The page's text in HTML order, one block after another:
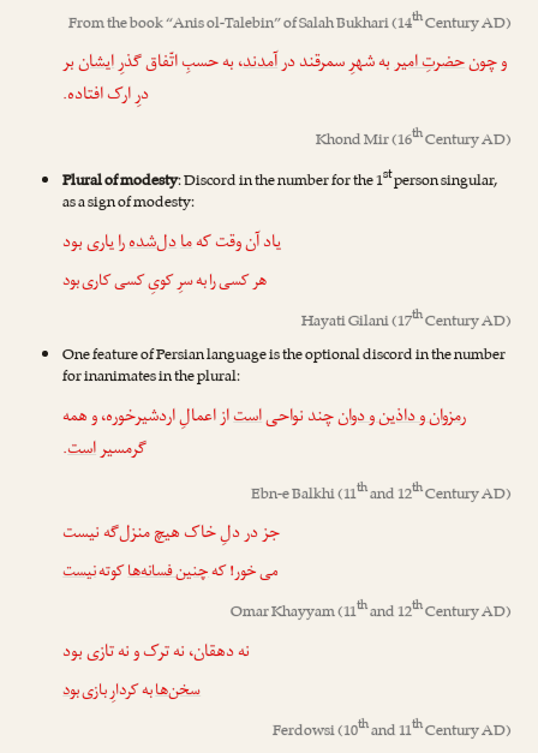
From the book “Anis ol-Talebin” ofSalah Bukhari(14thCentury AD)
و چونحضرتِ امیربه شهرِ سمرقند درآمدند، به حسبِ اتّفاق گذرِایشانبر
درِ ارک افتاده.
Khond Mir(16thCentury AD)
Plural of modesty: Discord in the number for the 1stperson singular,
as a sign of modesty:
یاد آن وقت کهمادل‌شدهرا یاری بود
هر کسی را به سرِ کویِ کسی کاری بود
Hayati Gilani(17thCentury AD)
One feature of Persian language is the optional discord in the number
for inanimates in the plural:
رمزوان و داذین و دوانچند نواحیاستاز اعمالِ اردشیرخوره، و همه
گرمسیراست.
Ebn-e Balkhi(11thand 12thCentury AD)
جز در دلِ خاک هیچ منزل‌گه نیست
می خور! کهچنین فسانه‌هاکوتهنیست
Omar Khayyam(11thand 12thCentury AD)
نه دهقان، نه ترک و نه تازی بود
سخن‌هابه کردارِ بازیبود
Ferdowsi(10thand 11thCentury AD)